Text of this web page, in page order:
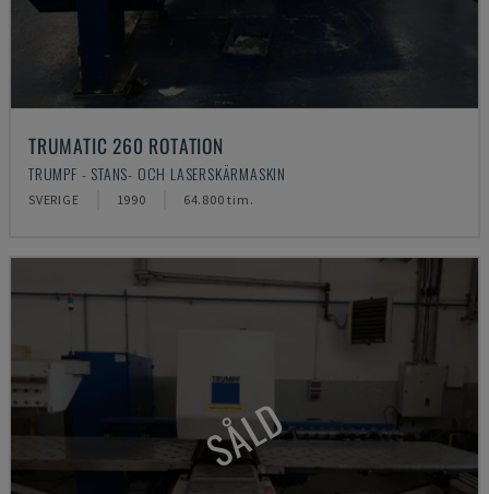
TRUMATIC 260 ROTATION
TRUMPF - STANS- OCH LASERSKÄRMASKIN
SVERIGE 1990 64.800 tim.
SÅLD